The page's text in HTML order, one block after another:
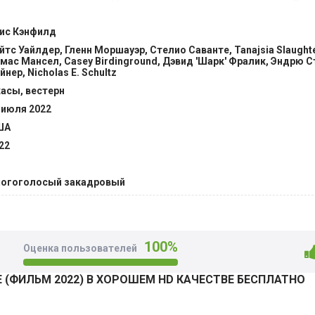
не идет по плану. На месте встречи он знакомится с
а взамен получает возможность разбогатеть. В
земель старатели открыли залежи золота. Их
работников пропадают. Вокруг тех лесов ходят
информацию, но внезапно кто-то убивает его человека и
деньгами. @Filmix.fan
Кэнфилд
Уайлдер, Гленн Моршауэр, Стелио Саванте, Tanajsia
Мансел, Casey Birdinground, Дэвид 'Шарк' Фралик, Эндрю
Nicholas E. Schultz
вестерн
июля 2022
закадровый
Оценка пользователей 100%
2022) В ХОРОШЕМ HD КАЧЕСТВЕ БЕСПЛАТНО